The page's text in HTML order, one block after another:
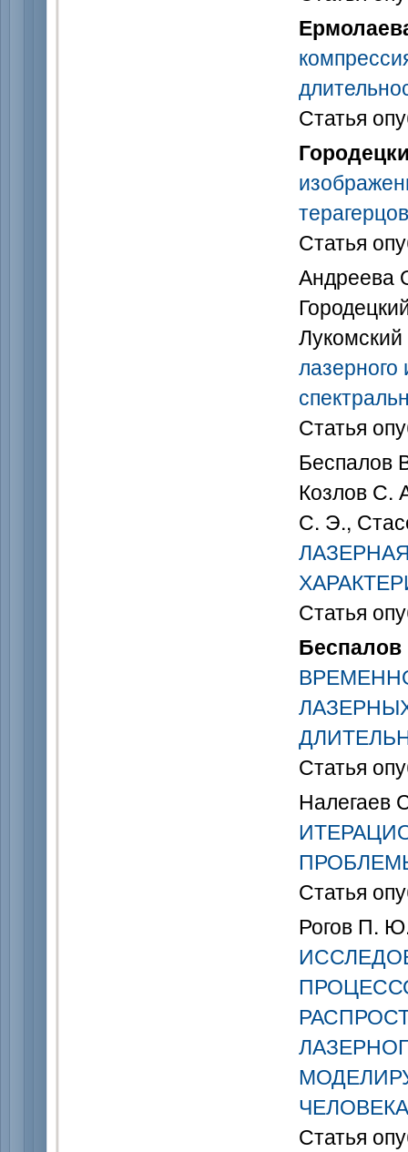
Статья
Статья
Андреева
Статья
Беспалов
Козлов С.
С. Э.,
Статья
Беспалов
Статья
Налегаев
Статья
Рогов П.
ЧЕЛОВЕКА
Статья